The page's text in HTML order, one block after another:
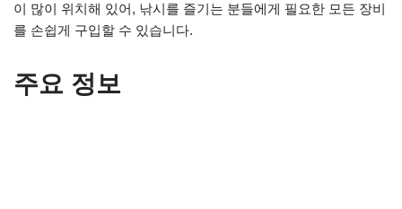
이 많이 위치해 있어, 낚시를 즐기는 분들에게 필요한 모든 장비
를 손쉽게 구입할 수 있습니다.
주요 정보